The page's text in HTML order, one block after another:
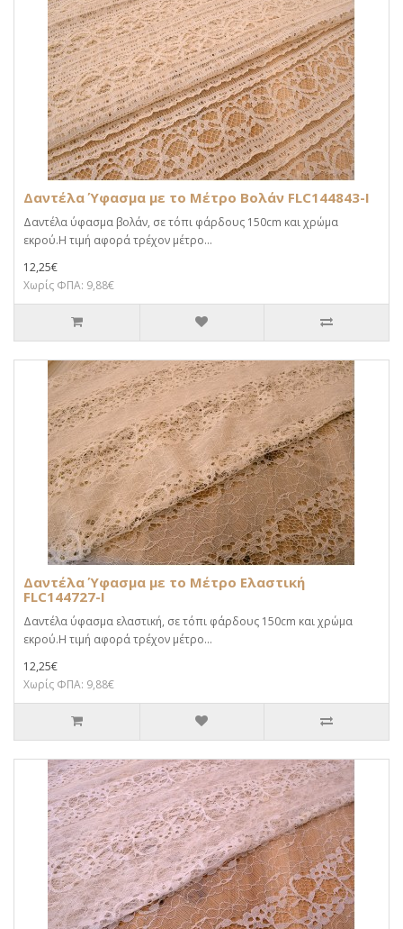
Δαντέλα Ύφασμα με το Μέτρο Βολάν FLC144843-I
Δαντέλα ύφασμα βολάν, σε τόπι φάρδους 150cm και χρώμα
εκρού.Η τιμή αφορά τρέχον μέτρο...
12,25€
Χωρίς ΦΠΑ: 9,88€
Δαντέλα Ύφασμα με το Μέτρο Ελαστική
FLC144727-I
Δαντέλα ύφασμα ελαστική, σε τόπι φάρδους 150cm και χρώμα
εκρού.Η τιμή αφορά τρέχον μέτρο...
12,25€
Χωρίς ΦΠΑ: 9,88€